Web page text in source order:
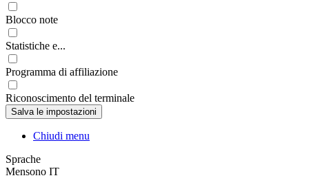
Blocco note
Statistiche e...
Programma di affiliazione
Riconoscimento del terminale
Chiudi menu
Sprache
Mensono IT